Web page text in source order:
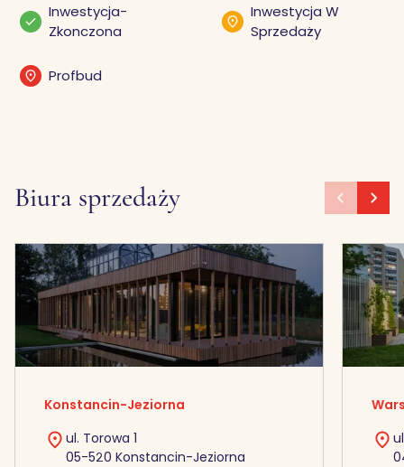
Inwestycja-
Zkonczona
Inwestycja W
Sprzedaży
Profbud
Biura sprzedaży
Konstancin-Jeziorna
ul. Torowa 1
05-520 Konstancin-Jeziorna